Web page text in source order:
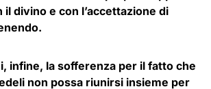
il divino e con l’accettazione di
infine, la sofferenza per il fatto che
non possa riunirsi insieme per